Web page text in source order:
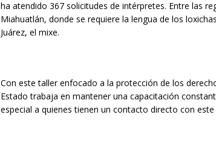
ha atendido 367 solicitudes de intérpretes. Entre las
Miahuatlán, donde se requiere la lengua de los
Juárez, el mixe.
Con este taller enfocado a la protección de los
Estado trabaja en mantener una capacitación
especial a quienes tienen un contacto directo con